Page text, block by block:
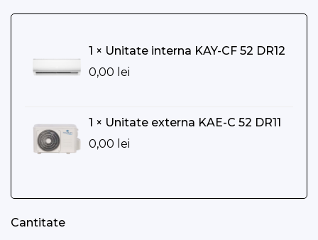
1 × Unitate interna KAY-CF 52 DR12
0,00 lei
1 × Unitate externa KAE-C 52 DR11
0,00 lei
Cantitate